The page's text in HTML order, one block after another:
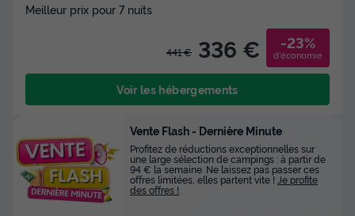
Meilleur prix pour 7 nuits
441 € 336 € -23%
d'économie
Voir les hébergements
Vente Flash - Dernière Minute
Profitez de réductions exceptionnelles sur
une large sélection de campings : à partir de
94 € la semaine. Ne laissez pas passer ces
offres limitées, elles partent vite ! Je profite
des offres !